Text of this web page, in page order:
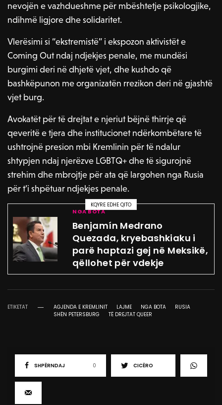
nevojën e vazhdueshme për mbështetje psikologjike,
ndihmë ligjore dhe solidaritet.
Vlerësimi si “ekstremistë” i ekspozon aktivistët e
Coming Out ndaj ndjekjes penale, me mundësi
burgimi deri në dhjetë vjet, dhe kushdo që
bashkëpunon me organizatën rrezikon deri në gjashtë
vjet burg.
Avokatët për të drejtat e njeriut bëjnë thirrje që
qeveritë e tjera dhe institucionet ndërkombëtare të
ushtrojnë presion mbi Kremlinin për të ndalur
shtypjen ndaj njerëzve LGBTQ+ dhe të sigurojnë
strehim dhe mbrojtje për ata që largohen nga Rusia
për t’i shpëtuar ndjekjes penale.
KQYRE EDHE QITO
NGA BOTA
Benjamín Medrano
Quezada, kryebashkiaku i
parë haptazi gej në Meksikë,
qëllohet për vdekje
ETIKETAT AGJENDA E KREMLINIT LAJME NGA BOTA
RUSIA
SHËN PETERSBURG
TË DREJTAT QUEER
SHPËRNDAJ 0 CICËRO